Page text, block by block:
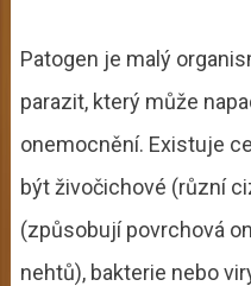
Patogen je malý
parazit, který může
onemocnění. Existuje
být živočichové (různí
(způsobují povrchová
nehtů), bakterie nebo